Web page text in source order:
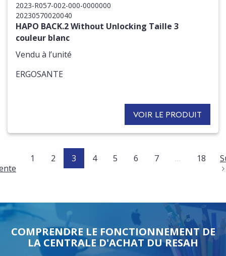
2023-R057-002-000-0000000
20230570020040
HAPO BACK.2 Without Unlocking Taille 3
couleur blanc
Vendu à l’unité
ERGOSANTE
VOIR LE PRODUIT
1 2 3 (current)
4 5 6 7 … 18
COMPRENDRE LE FONCTIONNEMENT DE
LA CENTRALE D'ACHAT DU RESAH